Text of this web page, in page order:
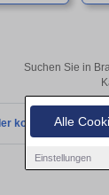
Alle
Einstellungen
Suchen Sie in
konnten wir